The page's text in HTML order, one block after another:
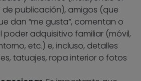
de publicación), amigos (que
dan “me gusta”, comentan o
poder adquisitivo familiar (móvil,
etc.) e, incluso, detalles
tatuajes, ropa interior o fotos